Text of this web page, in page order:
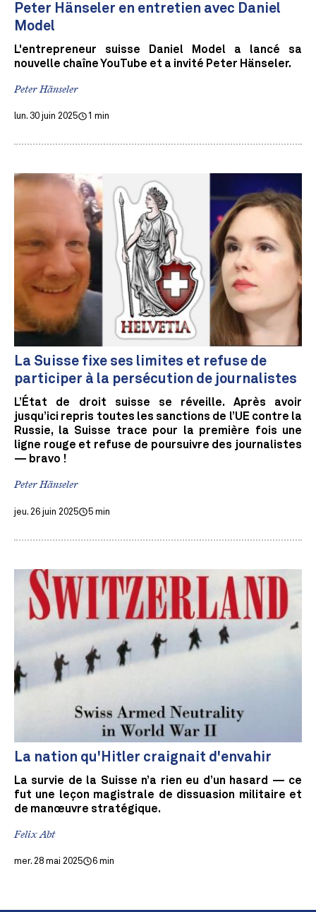
Peter Hänseler en entretien avec Daniel
Model
L'entrepreneur suisse Daniel Model a lancé sa
nouvelle chaîne YouTube et a invité Peter Hänseler.
Peter Hänseler
lun. 30 juin 2025 1 min
La Suisse fixe ses limites et refuse de
participer à la persécution de journalistes
L’État de droit suisse se réveille. Après avoir
jusqu’ici repris toutes les sanctions de l’UE contre la
Russie, la Suisse trace pour la première fois une
ligne rouge et refuse de poursuivre des journalistes
— bravo !
Peter Hänseler
jeu. 26 juin 2025 5 min
La nation qu'Hitler craignait d'envahir
La survie de la Suisse n’a rien eu d’un hasard — ce
fut une leçon magistrale de dissuasion militaire et
de manœuvre stratégique.
Felix Abt
mer. 28 mai 2025 6 min